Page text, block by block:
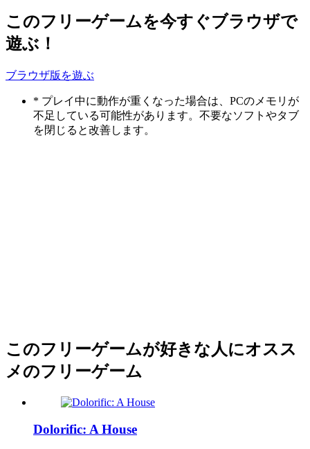
このフリーゲームを今すぐブラウザで
遊ぶ！
ブラウザ版を遊ぶ
* プレイ中に動作が重くなった場合は、PCのメモリが
不足している可能性があります。不要なソフトやタブ
を閉じると改善します。
このフリーゲームが好きな人にオスス
メのフリーゲーム
Dolorific: A House